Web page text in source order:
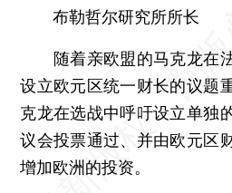
布勒哲尔研究所所长
随着亲欧盟的马克龙在
设立欧元区统一财长的议题
克龙在选战中呼吁设立单独
议会投票通过、并由欧元区
增加欧洲的投资。